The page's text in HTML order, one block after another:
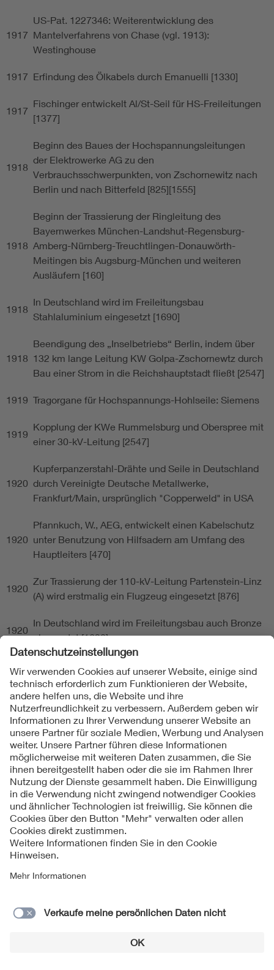
1917
US-Pat. 1227346: Weiterentwicklung des
Mantelverfahrens von Chase (vgl. 1913):
Westinghouse
1917 Erfindung des Ölkabels durch Emanuelli [1330]
1917
Fischinger entwickelt Al/St-Seil für HS-Freileitungen
[1377]
1918
Beginn des Baues der Hochspannungsleitungen
der Elektrowerke AG zu den
Verbrauchsschwerpunkten, von Zschornewitz nach
Berlin und nach Bitterfeld [825][1555]
1918
Beginn der Trassierung der Ringleitung des
Bayernwerkes München-Landshut-Regensburg-
Amberg-Nürnberg-Treuchtlingen-Donauwörth-
Meitingen bis Augsburg-München und weiteren
Ausläufern [160]
1918
In Deutschland wird im Freileitungsbau
Stahlaluminium eingesetzt [1690]
1918
Beendigung des „Inselbetriebs“ Berlin, indem über
132 km lange Leitung KW Golpa-Zschornewtz durch
Bau einer Strom in die Reichshauptstadt fließt [2547]
1919 Tragorgane für Hochspannungs-Hohlseile: Siemens
1919
Kopplung der KWe Rummelsburg und Oberspree mit
einer 30-kV-Leitung [2547]
1920
Kupferpanzerstahl-Drähte und Seile in Deutschland
durch Vereinigte Deutsche Metallwerke,
Frankfurt/Main, ursprünglich "Copperweld" in USA
1920
Pfannkuch, W., AEG, entwickelt einen Kabelschutz
unter Benutzung von Hilfsadern am Umfang des
Hauptleiters [470]
1920
Zur Trassierung der 110-kV-Leitung Partenstein-Linz
(A) wird erstmalig ein Flugzeug eingesetzt [876]
1920
In Deutschland wird im Freileitungsbau auch Bronze
eingesetzt [1690]
1920 Einleiterkabel mit niedrigviskosen Öl und setzt das
Kabel unter einem Druck von 4 bar [204]
1921
Pfannkuch, K., AEG, „Pfannkuch“-Schutz, DRP 398
482, Kabelnetze [90]
1921
Inbetriebnahme der 110-kV-Leitungen Trattendorf-
Laute-Dresden, ASW [1555][1762]
1921
110-kV-Freileitung KW Rummelsburg-Moabit, 60
MW, 95 mm2 Cu, führt durch Berlin [1377]
1921
Höchstädter, M. gibt Lypro-Kabelschutz zur
Erfassung von zweipol. Kurzschlüssen und
Erdschlüssen an [1644]